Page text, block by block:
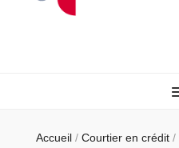
Accueil / Courtier en crédit /